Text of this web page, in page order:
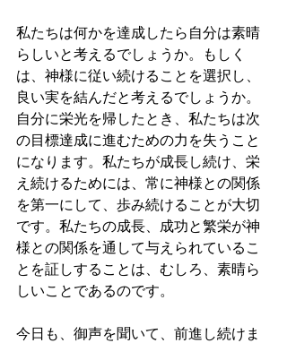
私たちは何かを達成したら自分は素晴
らしいと考えるでしょうか。もしく
は、神様に従い続けることを選択し、
良い実を結んだと考えるでしょうか。
自分に栄光を帰したとき、私たちは次
の目標達成に進むための力を失うこと
になります。私たちが成長し続け、栄
え続けるためには、常に神様との関係
を第一にして、歩み続けることが大切
です。私たちの成長、成功と繁栄が神
様との関係を通して与えられているこ
とを証しすることは、むしろ、素晴ら
しいことであるのです。
今日も、御声を聞いて、前進し続けま